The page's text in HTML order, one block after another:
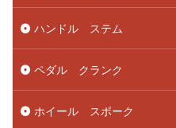
ハンドル ステム
ペダル クランク
ホイール スポーク